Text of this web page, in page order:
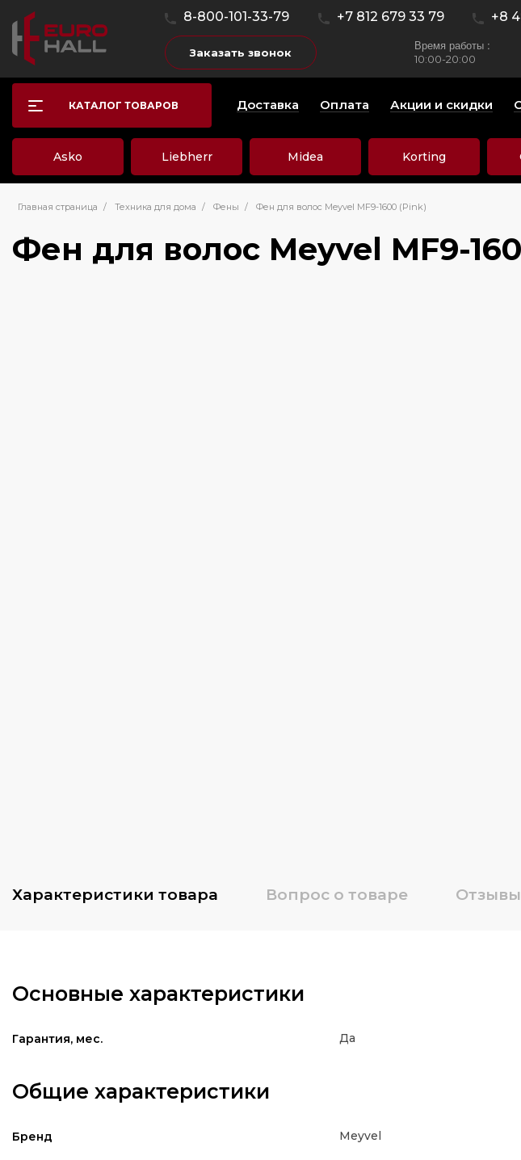
8-800-101-33-79 +7 812 679 33 79 +8
Заказать звонок Время работы :
10:00-20:00
КАТАЛОГ ТОВАРОВ Доставка Оплата Акции и скидки
Asko Liebherr Midea Korting
Главная страница / Техника для дома / Фены / Фен для волос Meyvel MF9-1600 (Pink)
Фен для волос Meyvel MF9-
Характеристики товара Вопрос о товаре Отзывы
Основные характеристики
Гарантия, мес. Да
Общие характеристики
Бренд Meyvel